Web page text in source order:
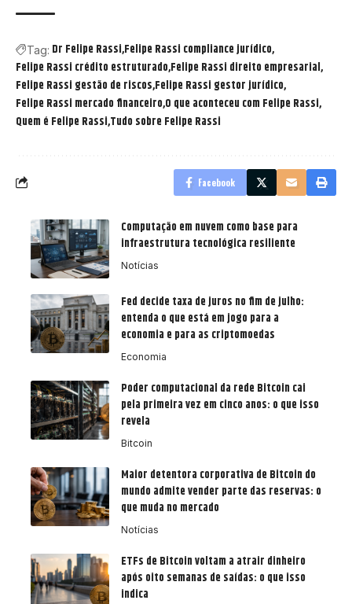
Tag: Dr Felipe Rassi Felipe Rassi compliance jurídico
Felipe Rassi crédito estruturado Felipe Rassi direito empresarial
Felipe Rassi gestão de riscos Felipe Rassi gestor jurídico
Felipe Rassi mercado financeiro O que aconteceu com Felipe Rassi
Quem é Felipe Rassi Tudo sobre Felipe Rassi
Facebook
Computação em nuvem como base para
infraestrutura tecnológica resiliente
Notícias
Fed decide taxa de juros no fim de julho:
entenda o que está em jogo para a
economia e para as criptomoedas
Economia
Poder computacional da rede Bitcoin cai
pela primeira vez em cinco anos: o que isso
revela
Bitcoin
Maior detentora corporativa de Bitcoin do
mundo admite vender parte das reservas: o
que muda no mercado
Notícias
ETFs de Bitcoin voltam a atrair dinheiro
após oito semanas de saídas: o que isso
indica